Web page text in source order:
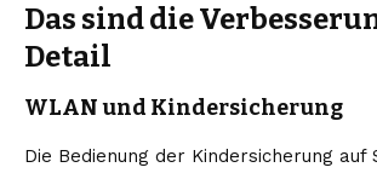
Das sind die
Detail
WLAN und Kindersicherung
Die Bedienung der Kindersicherung auf